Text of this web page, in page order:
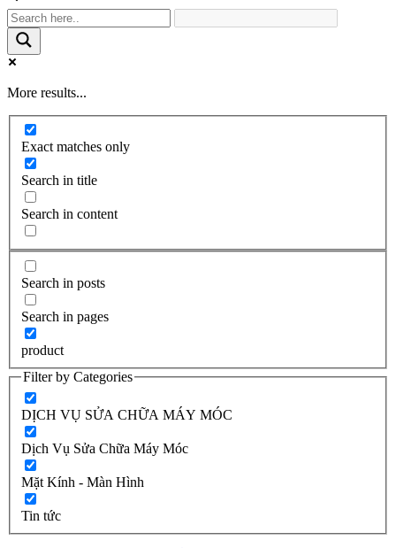
More results...
Exact matches only
Search in title
Search in content
Search in posts
Search in pages
product
Filter by Categories
DỊCH VỤ SỬA CHỮA MÁY MÓC
Dịch Vụ Sửa Chữa Máy Móc
Mặt Kính - Màn Hình
Tin tức